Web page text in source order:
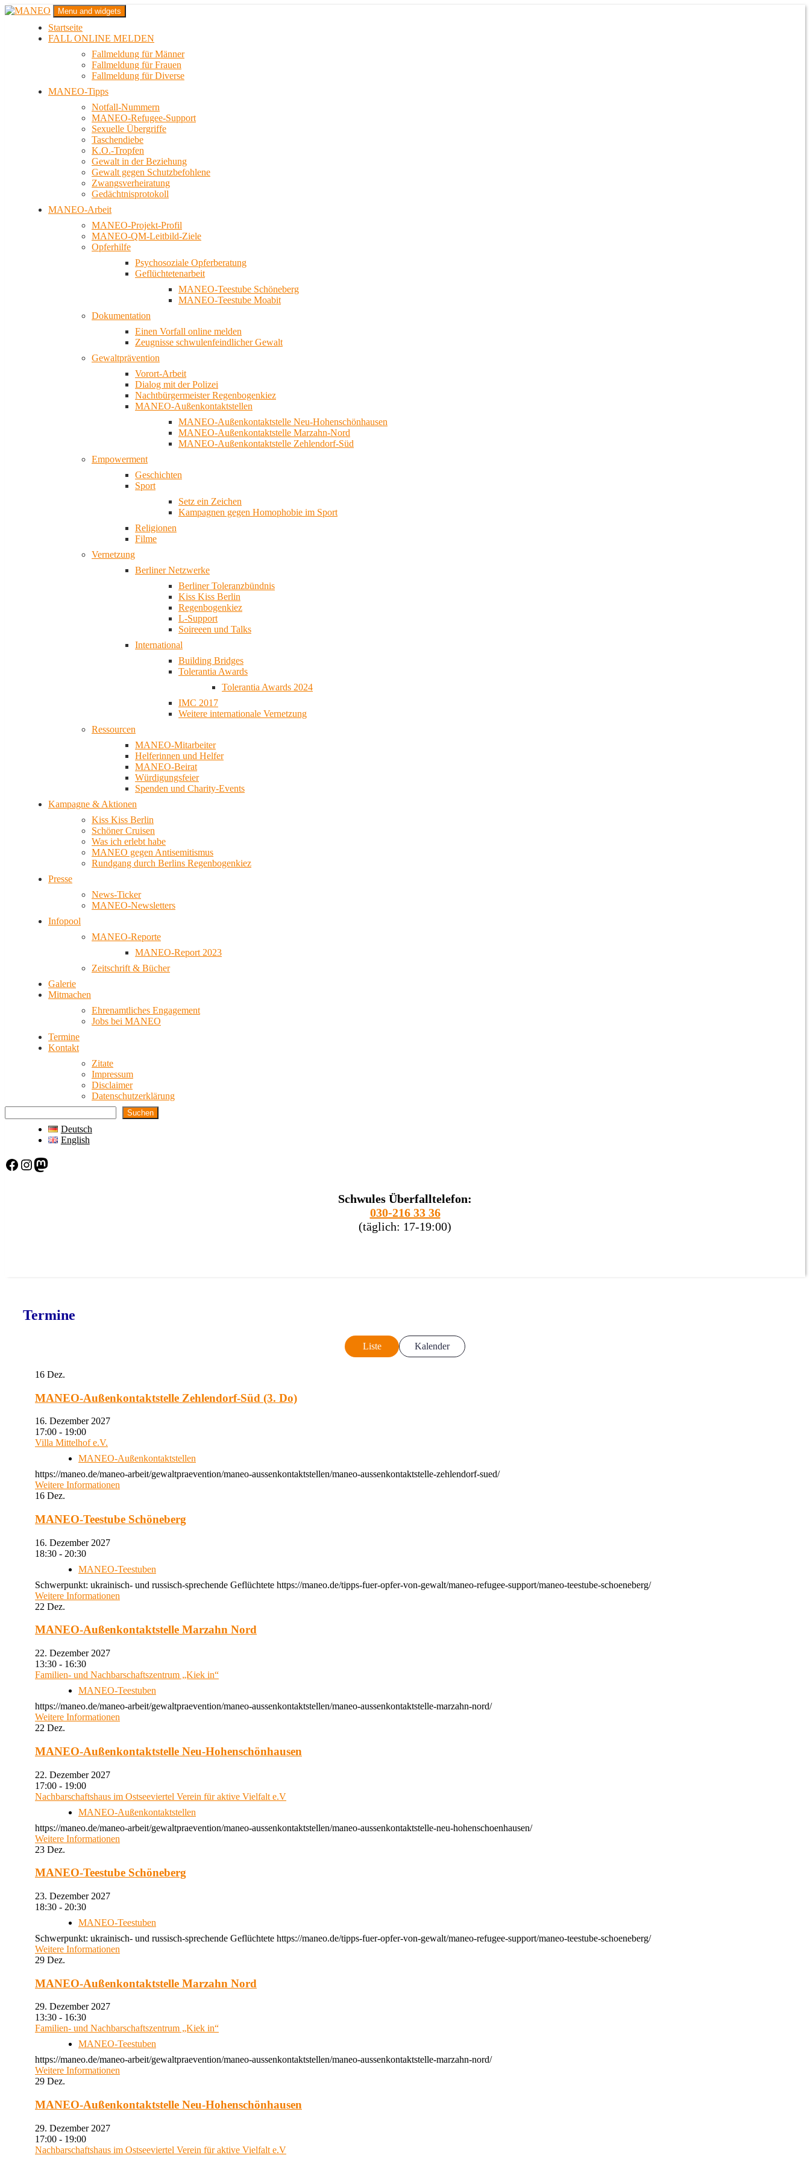
Zum
MANEO
Das schwule Anti-Gewalt-Projekt in Berlin
Menu and widgets
Startseite
FALL ONLINE MELDEN
Fallmeldung für Männer
Fallmeldung für Frauen
Fallmeldung für Diverse
MANEO-Tipps
Notfall-Nummern
MANEO-Refugee-Support
Sexuelle Übergriffe
Taschendiebe
K.O.-Tropfen
Gewalt in der Beziehung
Gewalt gegen Schutzbefohlene
Zwangsverheiratung
Gedächtnisprotokoll
MANEO-Arbeit
MANEO-Projekt-Profil
MANEO-QM-Leitbild-Ziele
Opferhilfe
Psychosoziale Opferberatung
Geflüchtetenarbeit
MANEO-Teestube Schöneberg
MANEO-Teestube Moabit
Dokumentation
Einen Vorfall online melden
Zeugnisse schwulenfeindlicher Gewalt
Gewaltprävention
Vorort-Arbeit
Dialog mit der Polizei
Nachtbürgermeister Regenbogenkiez
MANEO-Außenkontaktstellen
MANEO-Außenkontaktstelle Neu-Hohenschönhausen
MANEO-Außenkontaktstelle Marzahn-Nord
MANEO-Außenkontaktstelle Zehlendorf-Süd
Empowerment
Geschichten
Sport
Setz ein Zeichen
Kampagnen gegen Homophobie im Sport
Religionen
Filme
Vernetzung
Berliner Netzwerke
Berliner Toleranzbündnis
Kiss Kiss Berlin
Regenbogenkiez
L-Support
Soireeen und Talks
International
Building Bridges
Tolerantia Awards
Tolerantia Awards 2024
IMC 2017
Weitere internationale Vernetzung
Ressourcen
MANEO-Mitarbeiter
Helferinnen und Helfer
MANEO-Beirat
Würdigungsfeier
Spenden und Charity-Events
Kampagne & Aktionen
Kiss Kiss Berlin
Schöner Cruisen
Was ich erlebt habe
MANEO gegen Antisemitismus
Rundgang durch Berlins Regenbogenkiez
Presse
News-Ticker
MANEO-Newsletters
Infopool
MANEO-Reporte
MANEO-Report 2023
Zeitschrift & Bücher
Galerie
Mitmachen
Ehrenamtliches Engagement
Jobs bei MANEO
Termine
Kontakt
Zitate
Impressum
Disclaimer
Datenschutzerklärung
Suchen
Deutsch
English
Facebook Instagram Mastodon
Schwules Überfalltelefon:
030-216 33 36
(täglich: 17-19:00)
Termine
Liste Kalender
16 Dez.
MANEO-Außenkontaktstelle Zehlendorf-Süd (3. Do)
16. Dezember 2027
17:00 - 19:00
Villa Mittelhof e.V.
MANEO-Außenkontaktstellen
https://maneo.de/maneo-arbeit/gewaltpraevention/maneo-aussenkontaktstellen/maneo-aussenkontaktstelle-zehlendorf-sued/
Weitere Informationen
16 Dez.
MANEO-Teestube Schöneberg
16. Dezember 2027
18:30 - 20:30
MANEO-Teestuben
Schwerpunkt: ukrainisch- und russisch-sprechende Geflüchtete https://maneo.de/tipps-fuer-opfer-von-gewalt/maneo-refugee-support/maneo-teestube-schoeneberg/
Weitere Informationen
22 Dez.
MANEO-Außenkontaktstelle Marzahn Nord
22. Dezember 2027
13:30 - 16:30
Familien- und Nachbarschaftszentrum „Kiek in“
MANEO-Teestuben
https://maneo.de/maneo-arbeit/gewaltpraevention/maneo-aussenkontaktstellen/maneo-aussenkontaktstelle-marzahn-nord/
Weitere Informationen
22 Dez.
MANEO-Außenkontaktstelle Neu-Hohenschönhausen
22. Dezember 2027
17:00 - 19:00
Nachbarschaftshaus im Ostseeviertel Verein für aktive Vielfalt e.V
MANEO-Außenkontaktstellen
https://maneo.de/maneo-arbeit/gewaltpraevention/maneo-aussenkontaktstellen/maneo-aussenkontaktstelle-neu-hohenschoenhausen/
Weitere Informationen
23 Dez.
MANEO-Teestube Schöneberg
23. Dezember 2027
18:30 - 20:30
MANEO-Teestuben
Schwerpunkt: ukrainisch- und russisch-sprechende Geflüchtete https://maneo.de/tipps-fuer-opfer-von-gewalt/maneo-refugee-support/maneo-teestube-schoeneberg/
Weitere Informationen
29 Dez.
MANEO-Außenkontaktstelle Marzahn Nord
29. Dezember 2027
13:30 - 16:30
Familien- und Nachbarschaftszentrum „Kiek in“
MANEO-Teestuben
https://maneo.de/maneo-arbeit/gewaltpraevention/maneo-aussenkontaktstellen/maneo-aussenkontaktstelle-marzahn-nord/
Weitere Informationen
29 Dez.
MANEO-Außenkontaktstelle Neu-Hohenschönhausen
29. Dezember 2027
17:00 - 19:00
Nachbarschaftshaus im Ostseeviertel Verein für aktive Vielfalt e.V